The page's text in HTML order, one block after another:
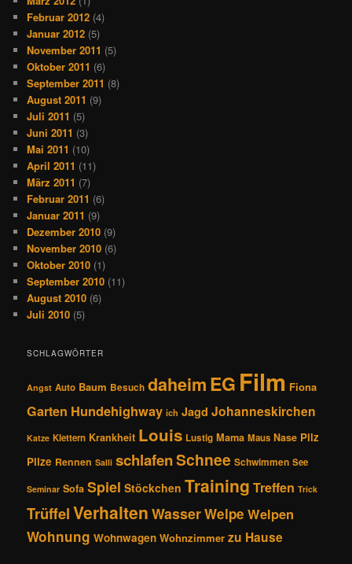
Februar 2012 (4)
Januar 2012 (5)
November 2011 (5)
Oktober 2011 (6)
September 2011 (8)
August 2011 (9)
Juli 2011 (5)
Juni 2011 (3)
Mai 2011 (10)
April 2011 (11)
März 2011 (7)
Februar 2011 (6)
Januar 2011 (9)
Dezember 2010 (9)
November 2010 (6)
Oktober 2010 (1)
September 2010 (11)
August 2010 (6)
Juli 2010 (5)
SCHLAGWÖRTER
Angst Auto Baum Besuch daheimEG Film Fiona
Garten Hundehighway ich Jagd Johanneskirchen
Katze Klettern Krankheit Louis Lustig Mama Maus Nase Pilz
Pilze Rennen Salli schlafenSchnee Schwimmen See
Seminar Sofa Spiel Stöckchen Training Treffen Trick
TrüffelVerhalten WasserWelpe Welpen
Wohnung Wohnwagen Wohnzimmer zu Hause